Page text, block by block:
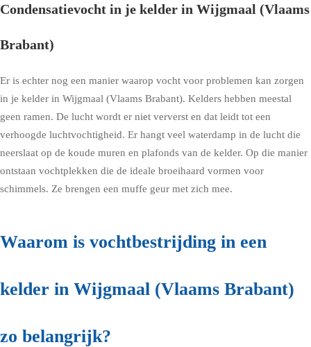
Condensatievocht in je kelder in Wijgmaal (Vlaams
Brabant)
Er is echter nog een manier waarop vocht voor problemen kan zorgen
in je kelder in Wijgmaal (Vlaams Brabant). Kelders hebben meestal
geen ramen. De lucht wordt er niet ververst en dat leidt tot een
verhoogde luchtvochtigheid. Er hangt veel waterdamp in de lucht die
neerslaat op de koude muren en plafonds van de kelder. Op die manier
ontstaan vochtplekken die de ideale broeihaard vormen voor
schimmels. Ze brengen een muffe geur met zich mee.
Waarom is vochtbestrijding in een
kelder in Wijgmaal (Vlaams Brabant)
zo belangrijk?